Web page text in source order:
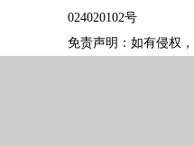
024020102号
免责声明：如有侵权